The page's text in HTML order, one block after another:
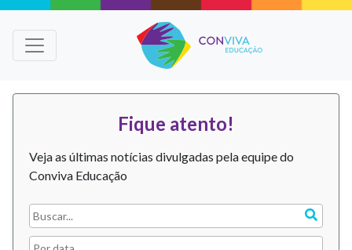
Fique atento!
Veja as últimas notícias divulgadas pela equipe do
Conviva Educação